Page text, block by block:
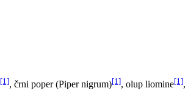
[1], črni poper (Piper nigrum)[1], olup liomine[1],